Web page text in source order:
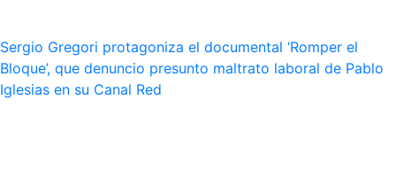
Sergio Gregori protagoniza el documental ‘Romper el
Bloque’, que denuncio presunto maltrato laboral de Pablo
Iglesias en su Canal Red